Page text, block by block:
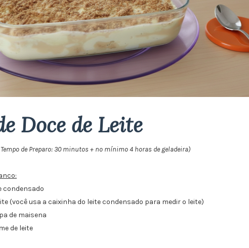
Doce de Leite
Tempo de Preparo: 30 minutos + no mínimo 4 horas de geladeira)
condensado
(você usa a caixinha do leite condensado para medir o leite)
de maisena
de leite